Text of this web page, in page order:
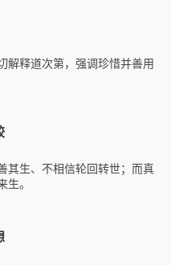
解释道次第，强调珍惜并善用
其生、不相信轮回转世；而真
生。